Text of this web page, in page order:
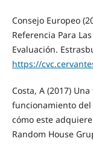
Consejo Europeo
Referencia Para
Evaluación.
https://
Costa, A (2017)
funcionamiento
cómo este
Random House